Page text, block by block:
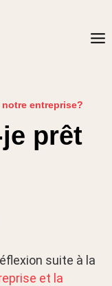
entreprise?
prêt
suite à la
et la